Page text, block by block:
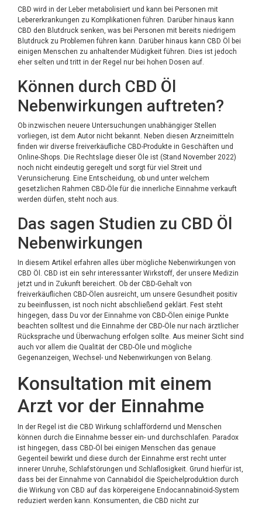
CBD wird in der Leber metabolisiert und kann bei Personen mit
Lebererkrankungen zu Komplikationen führen. Darüber hinaus kann
CBD den Blutdruck senken, was bei Personen mit bereits niedrigem
Blutdruck zu Problemen führen kann. Darüber hinaus kann CBD Öl bei
einigen Menschen zu anhaltender Müdigkeit führen. Dies ist jedoch
eher selten und tritt in der Regel nur bei hohen Dosen auf.
Können durch CBD Öl
Nebenwirkungen auftreten?
Ob inzwischen neuere Untersuchungen unabhängiger Stellen
vorliegen, ist dem Autor nicht bekannt. Neben diesen Arzneimitteln
finden wir diverse freiverkäufliche CBD-Produkte in Geschäften und
Online-Shops. Die Rechtslage dieser Öle ist (Stand November 2022)
noch nicht eindeutig geregelt und sorgt für viel Streit und
Verunsicherung. Eine Entscheidung, ob und unter welchem
gesetzlichen Rahmen CBD-Öle für die innerliche Einnahme verkauft
werden dürfen, steht noch aus.
Das sagen Studien zu CBD Öl
Nebenwirkungen
In diesem Artikel erfahren alles über mögliche Nebenwirkungen von
CBD Öl. CBD ist ein sehr interessanter Wirkstoff, der unsere Medizin
jetzt und in Zukunft bereichert. Ob der CBD-Gehalt von
freiverkäuflichen CBD-Ölen ausreicht, um unsere Gesundheit positiv
zu beeinflussen, ist noch nicht abschließend geklärt. Fest steht
hingegen, dass Du vor der Einnahme von CBD-Ölen einige Punkte
beachten solltest und die Einnahme der CBD-Öle nur nach ärztlicher
Rücksprache und Überwachung erfolgen sollte. Aus meiner Sicht sind
auch vor allem die Qualität der CBD-Öle und mögliche
Gegenanzeigen, Wechsel- und Nebenwirkungen von Belang.
Konsultation mit einem
Arzt vor der Einnahme
In der Regel ist die CBD Wirkung schlaffördernd und Menschen
können durch die Einnahme besser ein- und durchschlafen. Paradox
ist hingegen, dass CBD-Öl bei einigen Menschen das genaue
Gegenteil bewirkt und diese durch der Einnahme erst recht unter
innerer Unruhe, Schlafstörungen und Schlaflosigkeit. Grund hierfür ist,
dass bei der Einnahme von Cannabidol die Speichelproduktion durch
die Wirkung von CBD auf das körpereigene Endocannabinoid-System
reduziert werden kann. Konsumenten, die CBD nicht zur